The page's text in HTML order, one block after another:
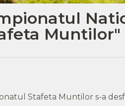
Muntilor"
Stafeta Muntilor s-a